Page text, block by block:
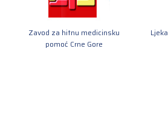
Zavod za hitnu medicinsku
pomoć Crne Gore